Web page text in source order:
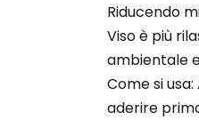
Riducendo
Viso è più
ambientale
Come si
aderire